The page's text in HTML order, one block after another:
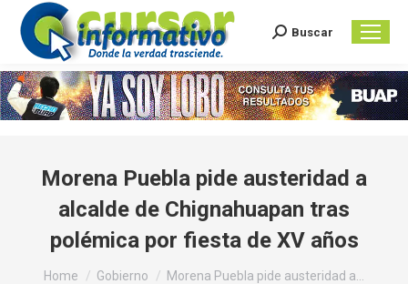
Search:
Buscar
Morena Puebla pide austeridad a
alcalde de Chignahuapan tras
polémica por fiesta de XV años
You are here:
Home Gobierno Morena Puebla pide austeridad a…